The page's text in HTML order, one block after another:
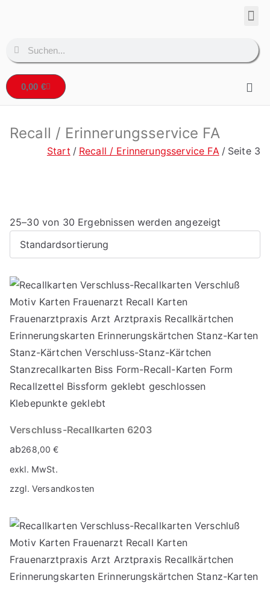
0,00 €
Recall / Erinnerungsservice FA
Start Recall / Erinnerungsservice FA Seite 3
25–30 von 30 Ergebnissen werden angezeigt
Verschluss-Recallkarten 6203
ab268,00€
exkl. MwSt.
zzgl. Versandkosten